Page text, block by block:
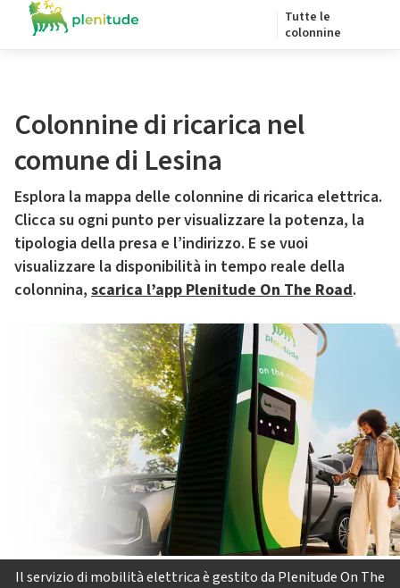
Tutte le
colonnine
Colonnine di ricarica nel
comune di Lesina
Esplora la mappa delle colonnine di ricarica elettrica.
Clicca su ogni punto per visualizzare la potenza, la
tipologia della presa e l’indirizzo. E se vuoi
visualizzare la disponibilità in tempo reale della
colonnina, scarica l’app Plenitude On The Road.
Il servizio di mobilità elettrica è gestito da Plenitude On The